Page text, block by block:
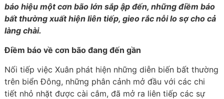
báo hiệu một cơn bão lớn sắp ập đến, những điềm báo
bất thường xuất hiện liên tiếp, gieo rắc nỗi lo sợ cho cả
làng chài.
Điềm báo về cơn bão đang đến gần
Nối tiếp việc Xuân phát hiện những diễn biến bất thường
trên biển Đông, những phân cảnh mở đầu với các chi
tiết nhỏ nhặt được cài cắm, đã mở ra liên tiếp các sự